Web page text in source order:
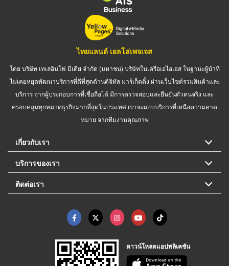
ไทยแลนด์ เยลโล่เพจเจส
โดย บริษัท เทเลอินโฟ มีเดีย จำกัด (มหาชน) บริษัทในเครือเอไอเอส ในฐานะผู้นำที่
ไม่เคยหยุดพัฒนาบริการที่ดีที่สุดด้านดิจิทัล มาร์เก็ตติ้ง ผ่านเว็บไซต์รวมสินค้าและ
บริการ จากผู้ประกอบการที่เชื่อถือได้ มีการตรวจสอบและยืนยันตัวตนจริง และ
ครอบคลุมทุกหมวดธุรกิจมากที่สุดในประเทศ เราจะมอบบริการที่เหนือความคาด
หมาย จากทีมงานคุณภาพ
เกี่ยวกับเรา
บริการของเรา
ติดต่อเรา
ดาวน์โหลดแอปพลิเคชัน